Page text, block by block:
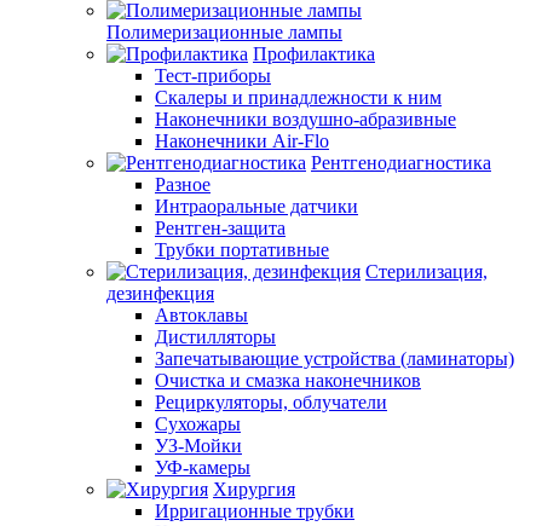
Полимеризационные лампы
Профилактика
Тест-приборы
Скалеры и принадлежности к ним
Наконечники воздушно-абразивные
Наконечники Air-Flo
Рентгенодиагностика
Разное
Интраоральные датчики
Рентген-защита
Трубки портативные
Стерилизация,
дезинфекция
Автоклавы
Дистилляторы
Запечатывающие устройства (ламинаторы)
Очистка и смазка наконечников
Рециркуляторы, облучатели
Сухожары
УЗ-Мойки
УФ-камеры
Хирургия
Ирригационные трубки